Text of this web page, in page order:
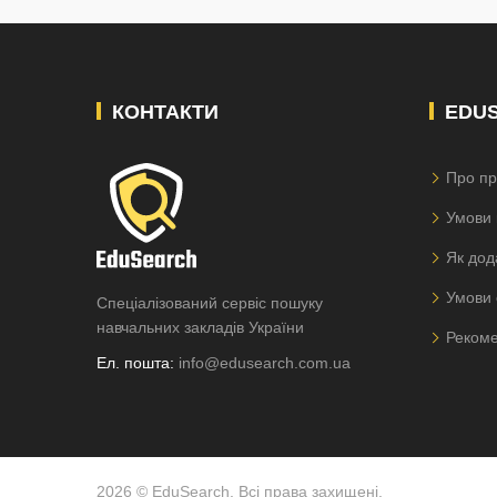
КОНТАКТИ
Спеціалізований сервіс пошуку
навчальних закладів України
Ел. пошта: info@edusearch.com.ua
Про
Умови
Як
Умови
2026 © EduSearch. Всі права захищені.